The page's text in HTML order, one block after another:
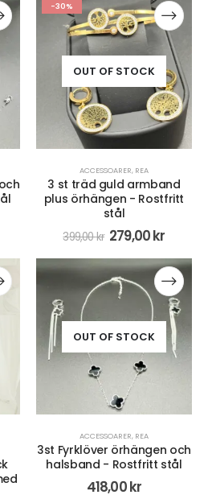
-30%
OUT OF STOCK
ACCESSOARER, REA
3 st träd guld armband
plus örhängen - Rostfritt
stål
399,00kr 279,00kr
OUT OF STOCK
ACCESSOARER, REA
3st Fyrklöver örhängen och
halsband - Rostfritt stål
418,00kr